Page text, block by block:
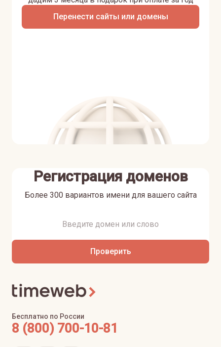
Перенести сайты или домены
Регистрация доменов
Более 300 вариантов имени для вашего сайта
Проверить
Бесплатно по России
8 (800) 700-10-81